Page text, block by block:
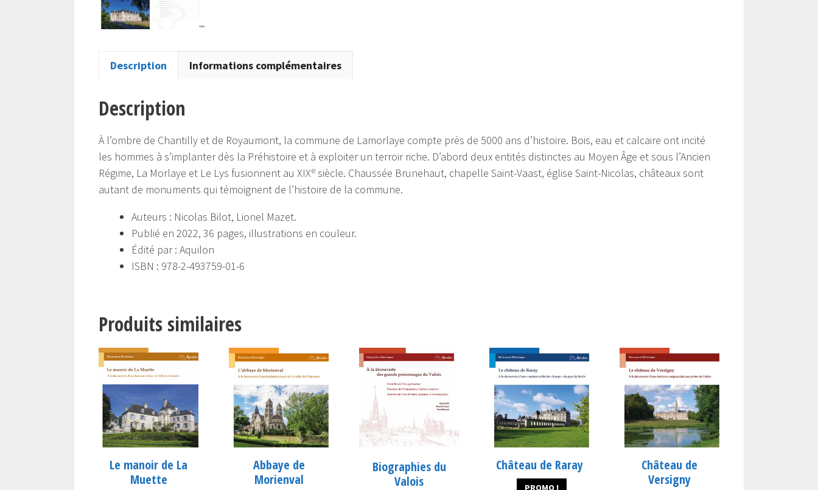
Description Informations complémentaires
Description
À l’ombre de Chantilly et de Royaumont, la commune de Lamorlaye compte près de 5000 ans d’histoire. Bois, eau et calcaire ont incité
les hommes à s’implanter dès la Préhistoire et à exploiter un terroir riche. D’abord deux entités distinctes au Moyen Âge et sous l’Ancien
Régime, La Morlaye et Le Lys fusionnent au XIXe siècle. Chaussée Brunehaut, chapelle Saint-Vaast, église Saint-Nicolas, châteaux sont
autant de monuments qui témoignent de l’histoire de la commune.
Auteurs : Nicolas Bilot, Lionel Mazet.
Publié en 2022, 36 pages, illustrations en couleur.
Édité par : Aquilon
ISBN : 978-2-493759-01-6
Produits similaires
Le manoir de La
Muette
Abbaye de
Morienval
Biographies du
Valois
Château de Raray
Château de
Versigny